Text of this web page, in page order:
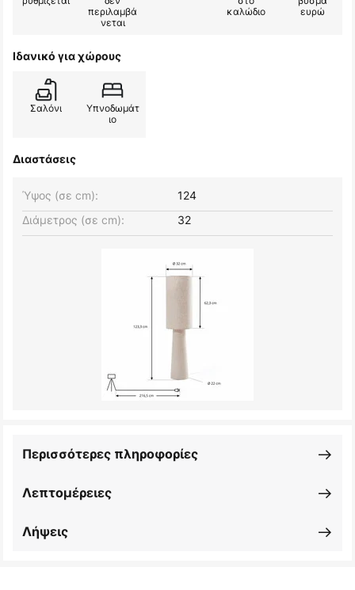
περιλαμβά
νεται
καλώδιο
ευρώ
Ιδανικό για χώρους
Σαλόνι
Υπνοδωμάτ
ιο
Διαστάσεις
Ύψος (σε cm):
124
Διάμετρος (σε cm):
32
Λεπτομέρειες
Περισσότερες πληροφορίες
Λήψεις